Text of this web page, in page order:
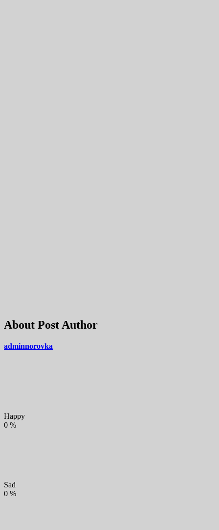
About Post Author
adminnorovka
Happy
0 %
Sad
0 %